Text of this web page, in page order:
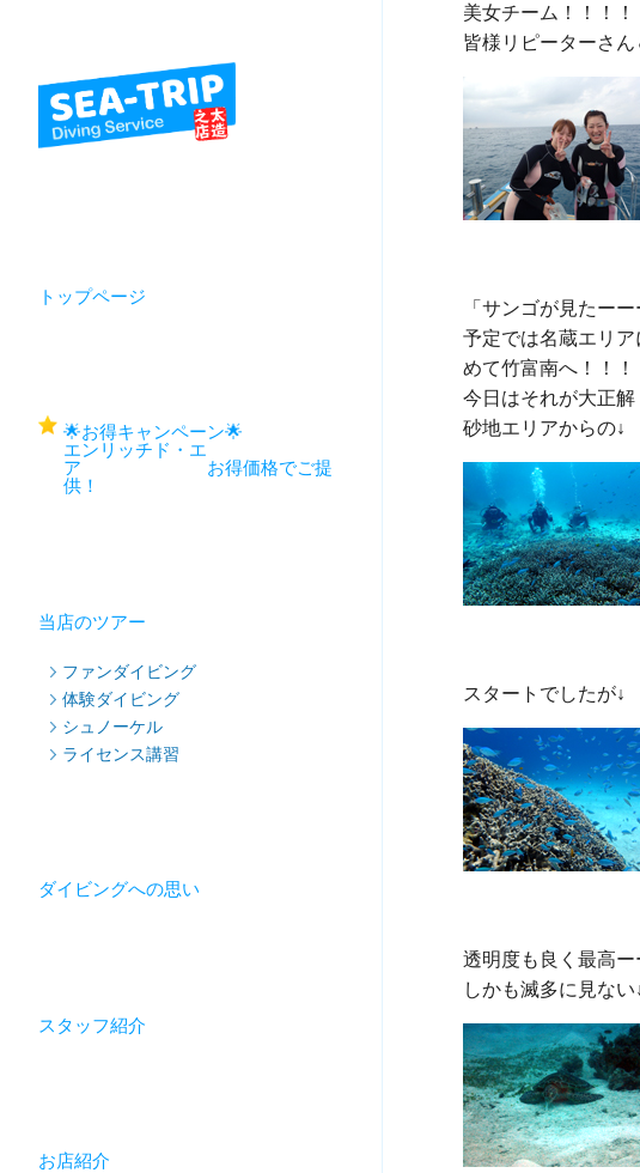
トップページ
🌟お得キャンペーン🌟
エンリッチド・エ
ア お得価格でご提
供！
当店のツアー
ファンダイビング
体験ダイビング
シュノーケル
ライセンス講習
ダイビングへの思い
スタッフ紹介
お店紹介
美女チーム！！！！
「サンゴが見たー
予定では名蔵エリ
めて竹富南へ！！！
今日はそれが大正解
透明度も良く最高ー